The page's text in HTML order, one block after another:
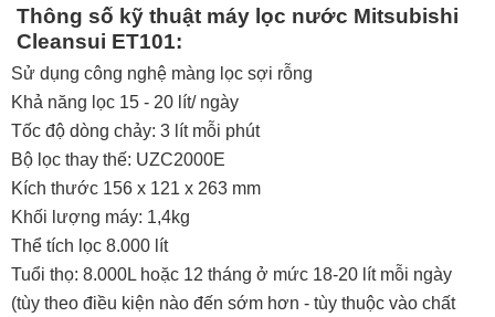
Thông số kỹ thuật máy lọc nước Mitsubishi
Cleansui ET101:
Sử dụng công nghệ màng lọc sợi rỗng
Khả năng lọc 15 - 20 lít/ ngày
Tốc độ dòng chảy: 3 lít mỗi phút
Bộ lọc thay thế: UZC2000E
Kích thước 156 x 121 x 263 mm
Khối lượng máy: 1,4kg
Thể tích lọc 8.000 lít
Tuổi thọ: 8.000L hoặc 12 tháng ở mức 18-20 lít mỗi ngày
(tùy theo điều kiện nào đến sớm hơn - tùy thuộc vào chất